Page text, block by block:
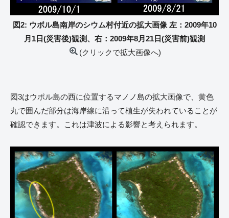
図2: ウボル島南岸のシウム村付近の拡大画像 左：2009年10
月1日(災害後)観測、右：2009年8月21日(災害前)観測
(クリックで拡大画像へ)
図3はウポル島の西に位置するマノノ島の拡大画像で、黄色
丸で囲んだ部分は海岸線に沿って植生が失われていることが
確認できます。これは津波による影響と考えられます。